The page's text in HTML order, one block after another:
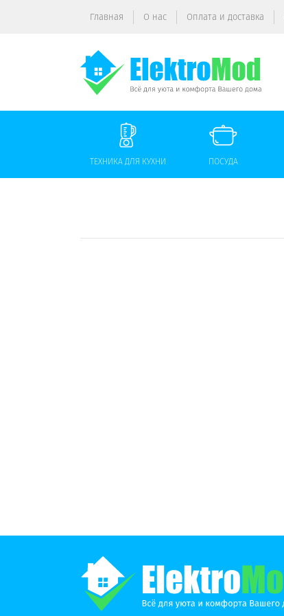
Главная О нас Оплата и доставка
ТЕХНИКА ДЛЯ КУХНИ ПОСУДА